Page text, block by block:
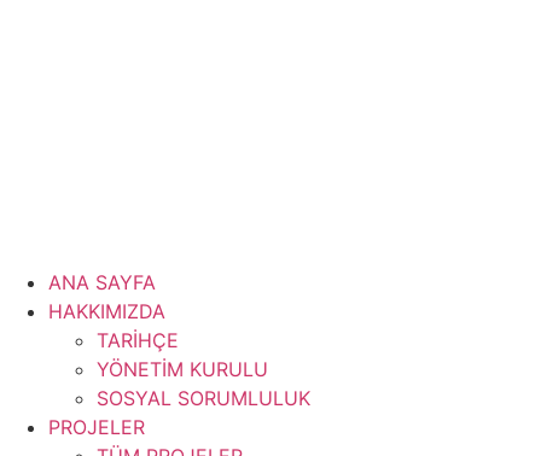
ANA SAYFA
HAKKIMIZDA
TARİHÇE
YÖNETİM KURULU
SOSYAL SORUMLULUK
PROJELER